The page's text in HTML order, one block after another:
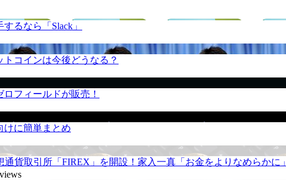
るなら「Slack」
コインは今後どうなる？
フィールドが販売！
けに簡単まとめ
通貨取引所「FIREX」を開設！家入一真「お金をよりなめらかに」